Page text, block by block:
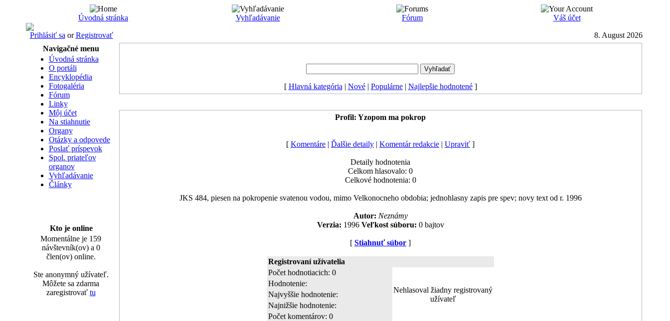
Úvodná stránka Vyhľadávanie Fórum Váš účet
Prihlásiť sa orRegistrovať
8. August 2026
Navigačné menu
Úvodná stránka
O portáli
Encyklopédia
Fotogaléria
Fórum
Linky
Môj účet
Na stiahnutie
Organy
Otázky a odpovede
Poslať príspevok
Spol. priateľov
organov
Vyhľadávanie
Články
Kto je online
Momentálne je 159
návštevník(ov) a 0
člen(ov) online.
Ste anonymný užívateľ.
Môžete sa zdarma
zaregistrovať tu
[ Hlavná kategória | Nové| Populárne| Najlepšie hodnotené]
Profil: Yzopom ma pokrop
[ Komentáre | Ďalšie detaily | Komentár redakcie | Upraviť ]
Detaily hodnotenia
Celkom hlasovalo: 0
Celkové hodnotenia: 0
JKS 484, piesen na pokropenie svatenou vodou, mimo Velkonocneho obdobia; jednohlasny zapis pre spev; novy text od r. 1996
Autor: Neznámy
Verzia: 1996 Veľkost súboru: 0 bajtov
[ Stiahnuť súbor ]
Registrovaní užívatelia
Počet hodnotiacich: 0
Nehlasoval žiadny registrovaný
užívateľ
Hodnotenie:
Najvyššie hodnotenie:
Najnižšie hodnotenie:
Počet komentárov: 0